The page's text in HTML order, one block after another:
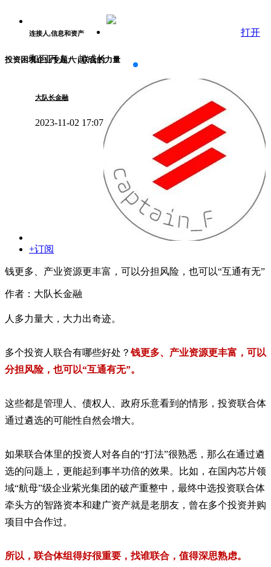
连接人,信息和资产
和百万人一起成长
打开
投资困境企业专题八 | 联合的力量
大队长金融
2023-11-02 17:07
+订阅
钱更多、产业资源更丰富，可以分担风险，也可以“互通有无”
作者：大队长金融
人多力量大，大力出奇迹。
多个投资人联合有哪些好处？钱更多、产业资源更丰富，可以
分担风险，也可以“互通有无”。
这些都是管理人、债权人、政府乐意看到的情形，投资联合体
通过遴选的可能性自然会增大。
如果联合体里的投资人对各自的“打法”很熟悉，那么在通过遴
选的问题上，更能起到事半功倍的效果。比如，在国内芯片领
域“航母”级企业紫光集团的破产重整中，最终中选投资联合体
牵头方的智路资本和建广资产就是老朋友，曾在多个投资并购
项目中合作过。
所以，联合体组得好很重要，找谁联合，值得深思熟虑。